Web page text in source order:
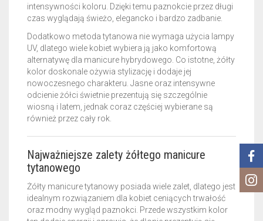
intensywności koloru. Dzięki temu paznokcie przez długi
czas wyglądają świeżo, elegancko i bardzo zadbanie.
Dodatkowo metoda tytanowa nie wymaga użycia lampy
UV, dlatego wiele kobiet wybiera ją jako komfortową
alternatywę dla manicure hybrydowego. Co istotne, żółty
kolor doskonale ożywia stylizację i dodaje jej
nowoczesnego charakteru. Jasne oraz intensywne
odcienie żółci świetnie prezentują się szczególnie
wiosną i latem, jednak coraz częściej wybierane są
również przez cały rok.
Najważniejsze zalety żółtego manicure
tytanowego
Żółty manicure tytanowy posiada wiele zalet, dlatego jest
idealnym rozwiązaniem dla kobiet ceniących trwałość
oraz modny wygląd paznokci. Przede wszystkim kolor